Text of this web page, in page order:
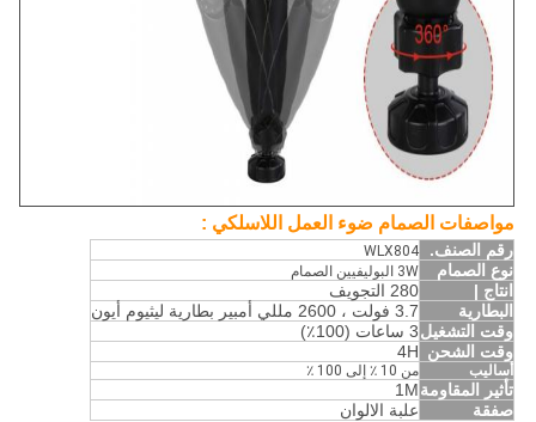
مواصفات الصمام ضوء العمل اللاسلكي :
رقم الصنف. WLX804
نوع الصمام 3W البوليفيين الصمام
انتاج |
280 التجويف
البطارية
3.7 فولت ، 2600 مللي أمبير بطارية ليثيوم أيون
وقت التشغيل3 ساعات (100٪)
وقت الشحن 4H
أساليب من 10 ٪ إلى 100 ٪
تأثير المقاومة1M
صفقة
علبة الالوان